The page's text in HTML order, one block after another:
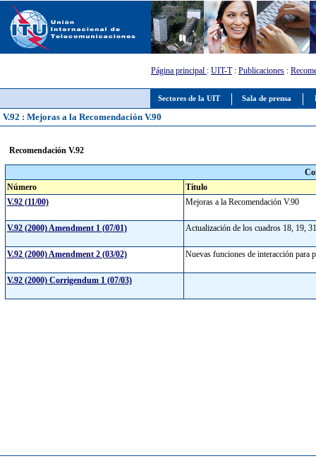
Sectores de la UIT Sala de prensa
Página principal : UIT-T: Publicaciones :
V.92 : Mejoras a la Recomendación V.90
Recomendación V.92
Número
Título
V.92 (11/00)
Mejoras a la Recomendación V.90
V.92 (2000) Amendment 1 (07/01) Actualización de los cuadros 18, 19,
V.92 (2000) Amendment 2 (03/02) Nuevas funciones de interacción para
V.92 (2000) Corrigendum 1 (07/03)